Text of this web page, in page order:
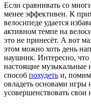
Если сравнивать со
менее эффективен. К
велосипеде удается
активном темпе на
это не принесёт. А вот
этом можно хоть день
наушник. Интересно, что
настоящие музыкальные
способ похудеть и,
овладеть основами игры
усовершенствовать свои